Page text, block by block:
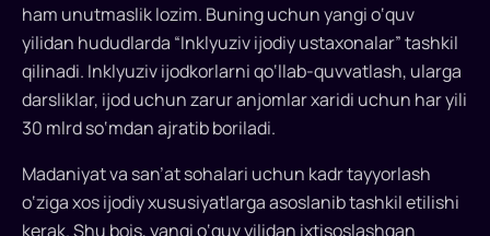
ham unutmaslik lozim. Buning uchun yangi o‘quv
yilidan hududlarda “Inklyuziv ijodiy ustaxonalar” tashkil
qilinadi. Inklyuziv ijodkorlarni qo‘llab-quvvatlash, ularga
darsliklar, ijod uchun zarur anjomlar xaridi uchun har yili
30 mlrd so‘mdan ajratib boriladi.
Madaniyat va san’at sohalari uchun kadr tayyorlash
o‘ziga xos ijodiy xususiyatlarga asoslanib tashkil etilishi
kerak. Shu bois, yangi o‘quv yilidan ixtisoslashgan